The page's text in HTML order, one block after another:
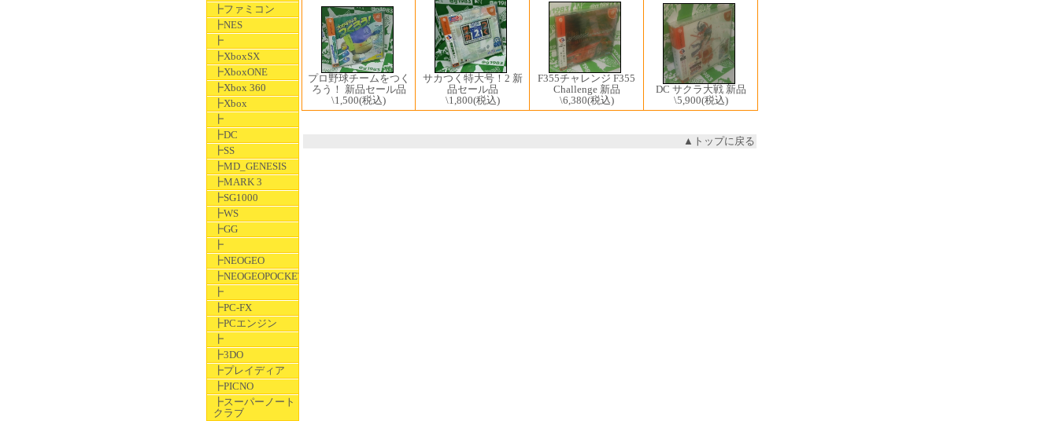
┣ファミコン
┣NES
┣
┣XboxSX
┣XboxONE
┣Xbox 360
┣Xbox
┣
┣DC
┣SS
┣MD_GENESIS
┣MARK 3
┣SG1000
┣WS
┣GG
┣
┣NEOGEO
┣NEOGEOPOCKET
┣
┣PC-FX
┣PCエンジン
┣
┣3DO
┣プレイディア
┣PICNO
┣スーパーノート
クラブ
プロ野球チームをつく
ろう！ 新品セール品
\1,500(税込)
サカつく特大号！2 新
品セール品
\1,800(税込)
F355チャレンジ F355
Challenge 新品
\6,380(税込)
DC サクラ大戦 新品
\5,900(税込)
▲トップに戻る